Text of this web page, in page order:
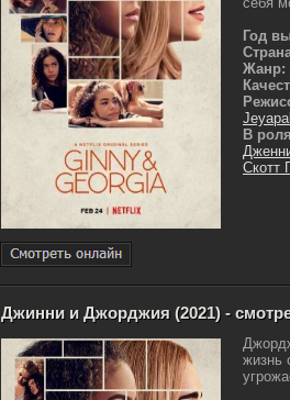
Год
Жанр:
В
Скотт
Джинни и Джорджия (2021) -
жизнь